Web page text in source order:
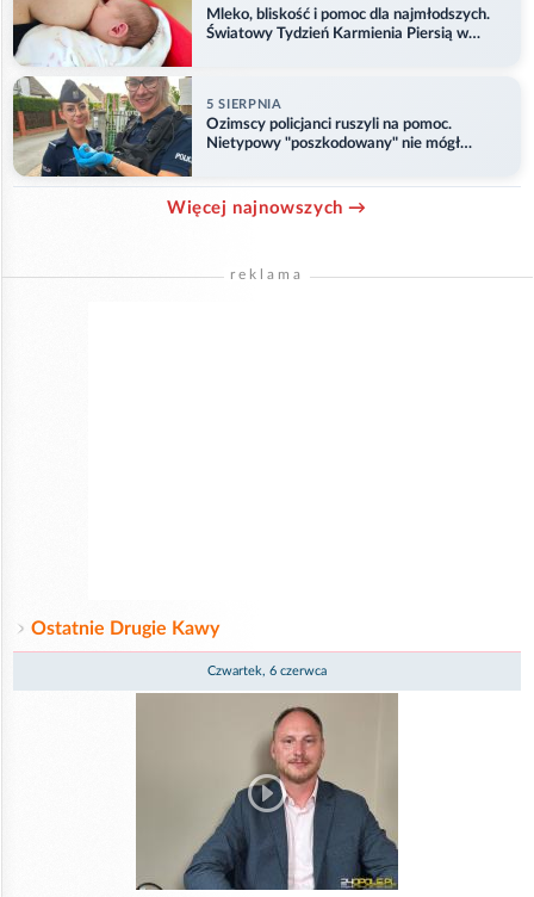
Mleko, bliskość i pomoc dla najmłodszych.
Światowy Tydzień Karmienia Piersią w
5 SIERPNIA
Ozimscy policjanci ruszyli na pomoc.
Nietypowy "poszkodowany" nie mógł
Więcej najnowszych →
reklama
Ostatnie Drugie Kawy
Czwartek, 6 czerwca